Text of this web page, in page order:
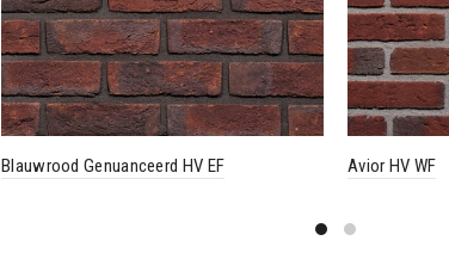
Blauwrood Genuanceerd HV EF Avior HV WF